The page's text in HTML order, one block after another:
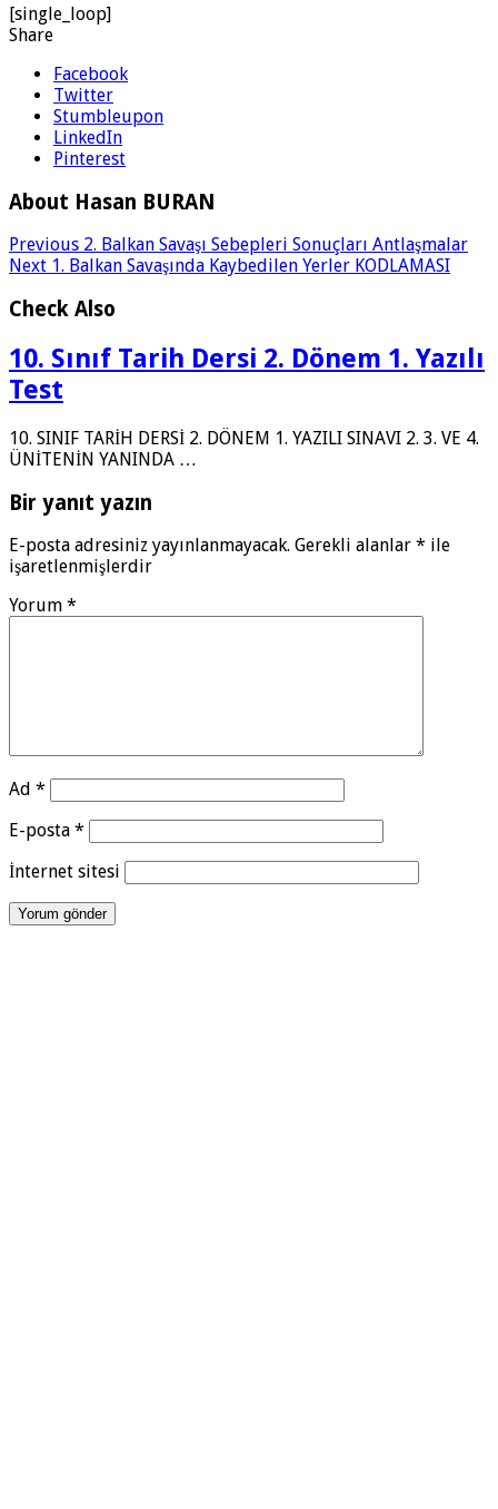
[single_loop]
Share
Facebook
Twitter
Stumbleupon
LinkedIn
Pinterest
About Hasan BURAN
Previous 2. Balkan Savaşı Sebepleri Sonuçları Antlaşmalar
Next 1. Balkan Savaşında Kaybedilen Yerler KODLAMASI
Check Also
10. Sınıf Tarih Dersi 2. Dönem 1. Yazılı
Test
10. SINIF TARİH DERSİ 2. DÖNEM 1. YAZILI SINAVI 2. 3. VE 4.
ÜNİTENİN YANINDA …
Bir yanıt yazın
E-posta adresiniz yayınlanmayacak. Gerekli alanlar * ile
işaretlenmişlerdir
Yorum *
Ad *
E-posta *
İnternet sitesi